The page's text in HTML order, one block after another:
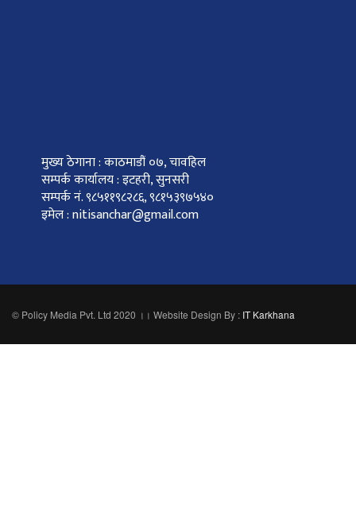
मुख्य ठेगाना : काठमाडौं ०७, चावहिल
सम्पर्क कार्यालय : इटहरी, सुनसरी
सम्पर्क नं. ९८५११९८२८६, ९८१५३९७५४०
इमेल : nitisanchar@gmail.com
© Policy Media Pvt. Ltd 2020 ।। Website Design By : IT Karkhana